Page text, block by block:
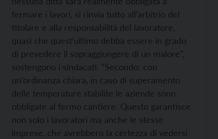
fermare i lavori, si rinvia tutto all’arbitrio del
titolare e alla responsabilità del lavoratore,
quasi che quest’ultimo debba essere in grado
di prevedere il sopraggiungere di un malore”,
sostengono i sindacati. “Secondo: con
un’ordinanza chiara, in caso di superamento
delle temperature stabilite le aziende sono
obbligate al fermo cantiere. Questo garantisce
non solo i lavoratori ma anche le stesse
imprese, che avrebbero la certezza di vedersi